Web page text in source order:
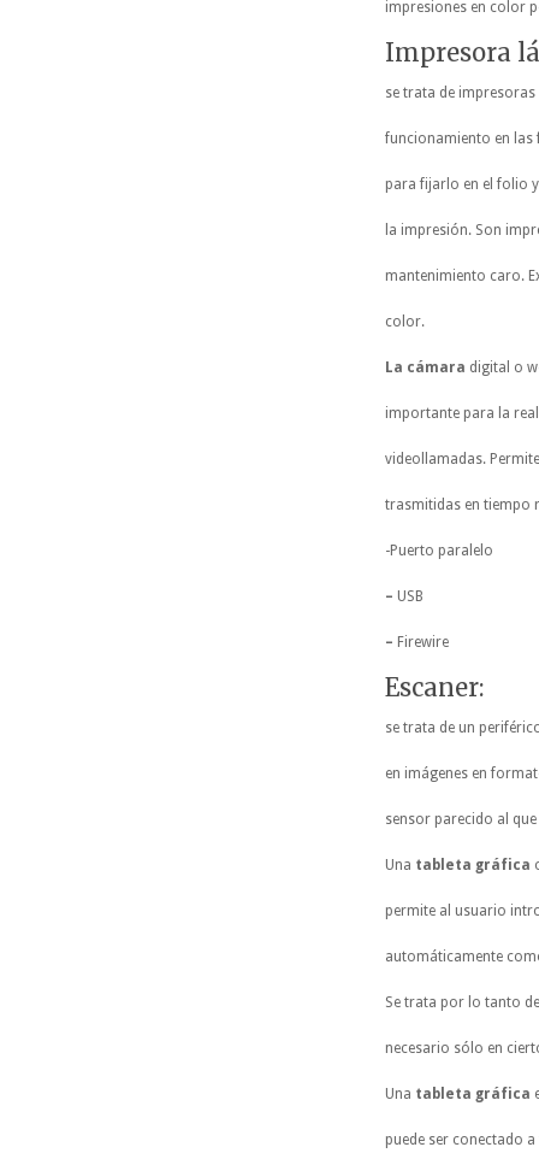
impresiones en color
Impresora
se trata de impresoras
funcionamiento en
para fijarlo en el folio
la impresión. Son
mantenimiento caro.
color.
La cámara digital o
importante para la
videollamadas.
trasmitidas en tiempo
-Puerto paralelo
– USB
– Firewire
Escaner:
se trata de un
en imágenes en
sensor parecido al
Una tableta gráfica
permite al usuario
automáticamente
Se trata por lo tanto
necesario sólo en
Una tableta gráfica
puede ser conectado